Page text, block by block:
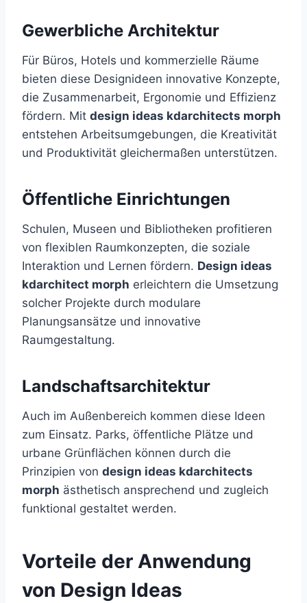
Gewerbliche Architektur
Für Büros, Hotels und kommerzielle Räume
bieten diese Designideen innovative Konzepte,
die Zusammenarbeit, Ergonomie und Effizienz
fördern. Mit design ideas kdarchitects morph
entstehen Arbeitsumgebungen, die Kreativität
und Produktivität gleichermaßen unterstützen.
Öffentliche Einrichtungen
Schulen, Museen und Bibliotheken profitieren
von flexiblen Raumkonzepten, die soziale
Interaktion und Lernen fördern. Design ideas
kdarchitect morph erleichtern die Umsetzung
solcher Projekte durch modulare
Planungsansätze und innovative
Raumgestaltung.
Landschaftsarchitektur
Auch im Außenbereich kommen diese Ideen
zum Einsatz. Parks, öffentliche Plätze und
urbane Grünflächen können durch die
Prinzipien von design ideas kdarchitects
morph ästhetisch ansprechend und zugleich
funktional gestaltet werden.
Vorteile der Anwendung
von Design Ideas